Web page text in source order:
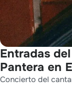
Entradas
Pantera en
Concierto del